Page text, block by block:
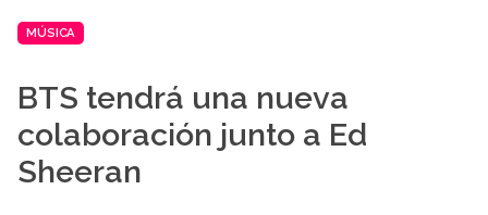
MÚSICA
BTS tendrá una nueva
colaboración junto a Ed
Sheeran